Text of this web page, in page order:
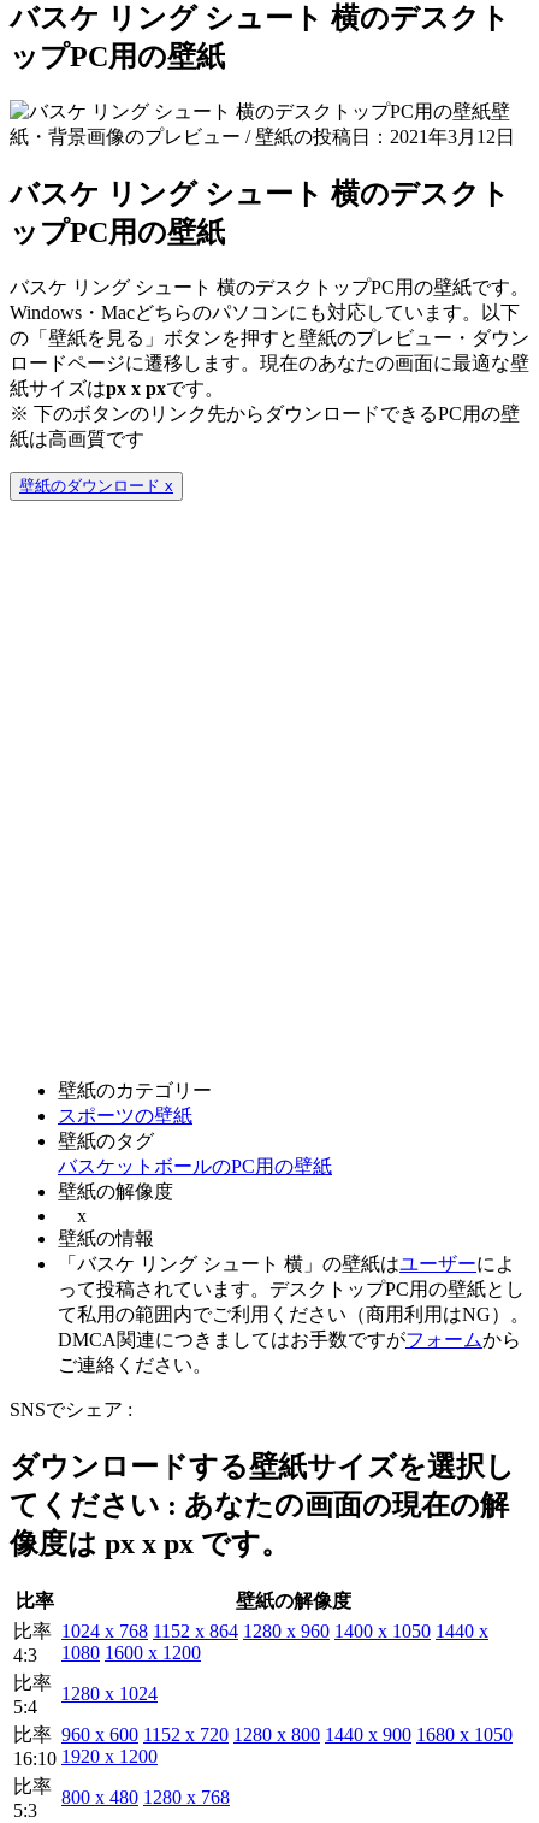
バスケ リング シュート 横のデスクト
ップPC用の壁紙
壁
紙・背景画像のプレビュー / 壁紙の投稿日：2021年3月12日
バスケ リング シュート 横のデスクト
ップPC用の壁紙
バスケ リング シュート 横のデスクトップPC用の壁紙です。
Windows・Macどちらのパソコンにも対応しています。以下
の「壁紙を見る」ボタンを押すと壁紙のプレビュー・ダウン
ロードページに遷移します。現在のあなたの画面に最適な壁
紙サイズはpx x pxです。
※ 下のボタンのリンク先からダウンロードできるPC用の壁
紙は高画質です
壁紙のダウンロード x
壁紙のカテゴリー
スポーツの壁紙
壁紙のタグ
バスケットボールのPC用の壁紙
壁紙の解像度
x
壁紙の情報
「バスケ リング シュート 横」の壁紙はユーザーによ
って投稿されています。デスクトップPC用の壁紙とし
て私用の範囲内でご利用ください（商用利用はNG）。
DMCA関連につきましてはお手数ですがフォームから
ご連絡ください。
SNSでシェア :
ダウンロードする壁紙サイズを選択し
てください : あなたの画面の現在の解
像度は px x px です。
比率
壁紙の解像度
比率
4:3
1024 x 768 1152 x 864 1280 x 960 1400 x 1050 1440 x
1080 1600 x 1200
比率
5:4
1280 x 1024
比率
16:10
960 x 600 1152 x 720 1280 x 800 1440 x 900 1680 x 1050
1920 x 1200
比率
5:3
800 x 480 1280 x 768